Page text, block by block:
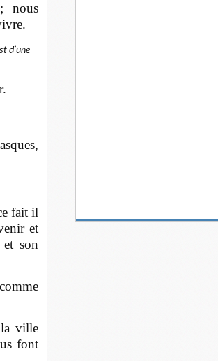
nous
d’une
fait il
et
son
ville
font